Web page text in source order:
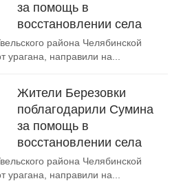
за помощь в
восстановлении села
района Челябинской
урагана, направили на...
Жители Березовки
поблагодарили Сумина
за помощь в
восстановлении села
района Челябинской
урагана, направили на...